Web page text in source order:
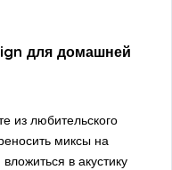
для домашней
из любительского
миксы на
в акустику